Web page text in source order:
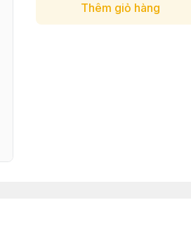
Thêm giỏ hàng